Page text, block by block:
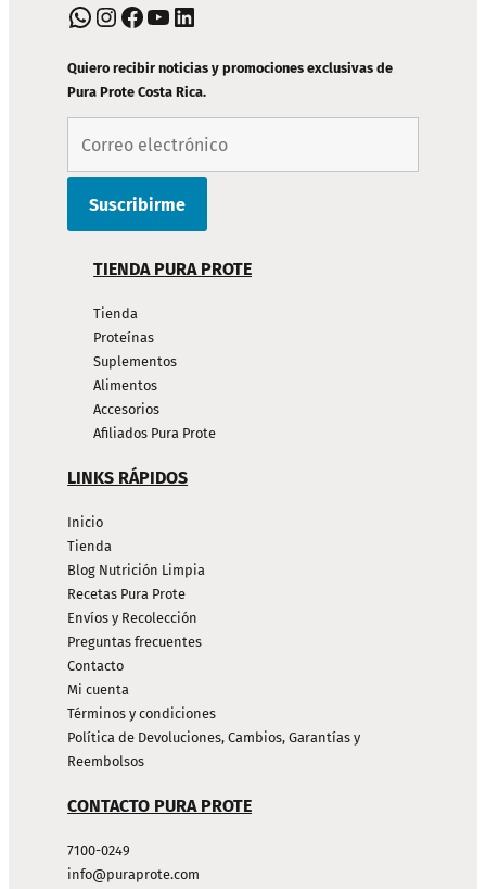
PIE
PÁGINA
WhatsApp Instagram Facebook YouTube LinkedIn
Quiero recibir noticias y promociones exclusivas de
Pura Prote Costa Rica.
TIENDA PURA PROTE
Tienda
Proteínas
Suplementos
Alimentos
Accesorios
Afiliados Pura Prote
LINKS RÁPIDOS
Inicio
Tienda
Blog Nutrición Limpia
Recetas Pura Prote
Envíos y Recolección
Preguntas frecuentes
Contacto
Mi cuenta
Términos y condiciones
Política de Devoluciones, Cambios, Garantías y
Reembolsos
CONTACTO PURA PROTE
7100-0249
info@puraprote.com